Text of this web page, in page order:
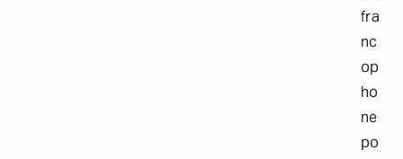
fra
nc
op
ho
ne
po